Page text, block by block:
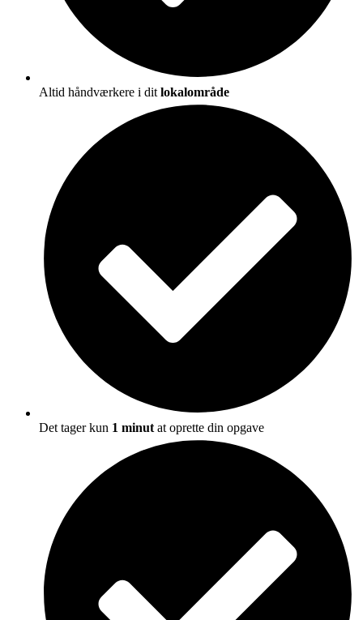
Altid håndværkere i dit lokalområde
Det tager kun 1 minut at oprette din opgave